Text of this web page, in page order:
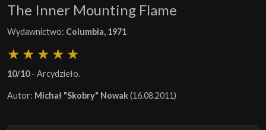
The Inner Mounting Flame
Wydawnictwo: Columbia, 1971
10/10- Arcydzieło.
Autor: Michał "Skobry" Nowak(16.08.2011)